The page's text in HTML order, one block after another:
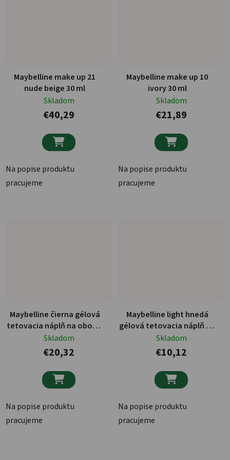
Maybelline make up 21
nude beige 30 ml
Skladom
€40,29

Na popise produktu
pracujeme
Maybelline make up 10
ivory 30 ml
Skladom
€21,89

Na popise produktu
pracujeme
Maybelline čierna gélová
tetovacia náplň na obočie
6,8ml
Skladom
€20,32

Na popise produktu
pracujeme
Maybelline light hnedá
gélová tetovacia náplň na
obočie 5ml
Skladom
€10,12

Na popise produktu
pracujeme